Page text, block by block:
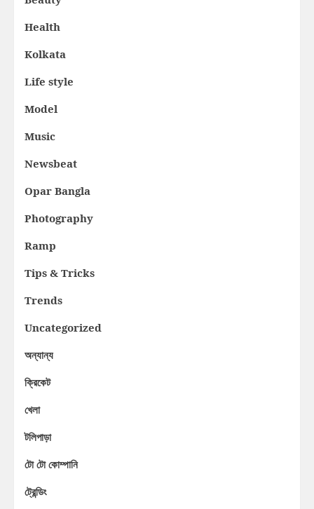
Health
Kolkata
Life style
Model
Music
Newsbeat
Opar Bangla
Photography
Ramp
Tips & Tricks
Trends
Uncategorized
অন্যান্য
ক্রিকেট
খেলা
টলিপাড়া
টো টো কোম্পানি
ট্রেন্ডিং